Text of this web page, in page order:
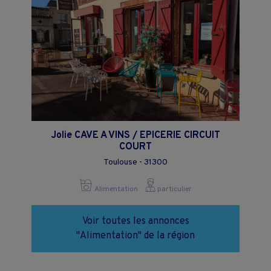
Jolie CAVE A VINS / EPICERIE CIRCUIT
COURT
Toulouse - 31300
Alimentation particulier
Voir toutes les annonces
"Alimentation" de la région